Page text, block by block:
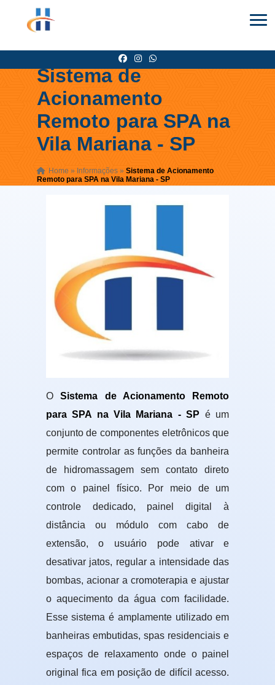
Sistema de
Acionamento
Remoto para SPA na
Vila Mariana - SP
Home » Informações » Sistema de Acionamento
Remoto para SPA na Vila Mariana - SP
OSistema de Acionamento Remoto
para SPA na Vila Mariana - SP é um
conjunto de componentes eletrônicos que
permite controlar as funções da banheira
de hidromassagem sem contato direto
com o painel físico. Por meio de um
controle dedicado, painel digital à
distância ou módulo com cabo de
extensão, o usuário pode ativar e
desativar jatos, regular a intensidade das
bombas, acionar a cromoterapia e ajustar
o aquecimento da água com facilidade.
Esse sistema é amplamente utilizado em
banheiras embutidas, spas residenciais e
espaços de relaxamento onde o painel
original fica em posição de difícil acesso.